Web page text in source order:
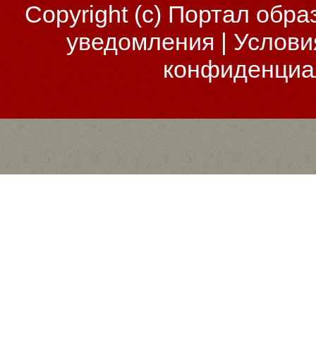
Copyright (c)Портал
уведомления |